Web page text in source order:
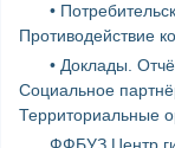
•
Противодействие
• Доклады.
Социальное
Территориальные